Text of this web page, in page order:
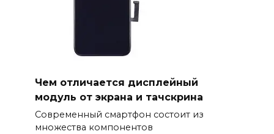
Чем отличается дисплейный
модуль от экрана и тачскрина
Современный смартфон состоит из
множества компонентов